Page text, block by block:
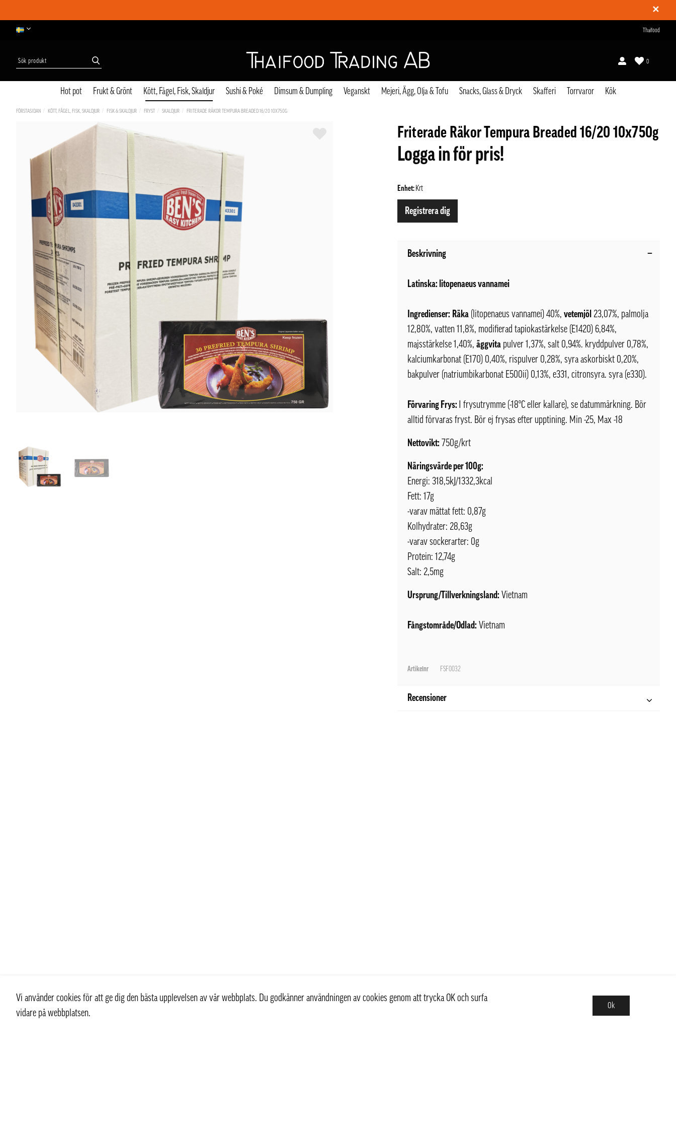
✕
Thaifood
0
Hot pot Frukt & Grönt Kött, Fågel, Fisk, Skaldjur Sushi & Poké Dimsum & Dumpling Veganskt Mejeri, Ägg, Olja & Tofu Snacks, Glass & Dryck Skafferi Torrvaror Kök
FÖRSTASIDAN KÖTT, FÅGEL, FISK, SKALDJUR FISK & SKALDJUR FRYST SKALDJUR FRITERADE RÄKOR TEMPURA BREADED 16/20 10X750G
Friterade Räkor Tempura Breaded 16/20 10x750g
Logga in för pris!
Enhet: Krt
Registrera dig
Beskrivning
Latinska: litopenaeus vannamei
Ingredienser: Räka (litopenaeus vannamei) 40%,vetemjöl 23,07%, palmolja
12,80%, vatten 11,8%, modifierad tapiokastärkelse (E1420) 6,84%,
majsstärkelse 1,40%,äggvita pulver 1,37%, salt 0,94%. kryddpulver 0,78%,
kalciumkarbonat (E170) 0,40%, rispulver 0,28%, syra askorbiskt 0,20%,
bakpulver (natriumbikarbonat E500ii) 0,13%, e331, citronsyra. syra (e330).
Förvaring Frys:
I frysutrymme (-18ºC eller kallare), se datummärkning. Bör
alltid förvaras fryst. Bör ej frysas efter upptining. Min -25, Max -18
Nettovikt: 750g/krt
Näringsvärde per 100g:
Energi: 318,5kJ/1332,3kcal
Fett: 17g
-varav mättat fett: 0,87g
Kolhydrater: 28,63g
-varav sockerarter: 0g
Protein: 12,74g
Salt: 2,5mg
Ursprung/Tillverkningsland: Vietnam
Fångstområde/Odlad: Vietnam
Artikelnr FSF0032
Recensioner
Vi använder cookies för att ge dig den bästa upplevelsen av vår webbplats. Du godkänner användningen av cookies genom att trycka OK och surfa
vidare på webbplatsen.
Ok